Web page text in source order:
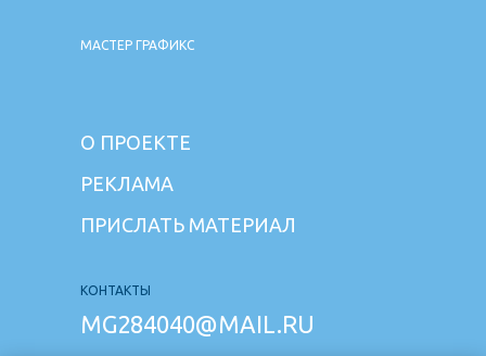
МАСТЕР ГРАФИКС
О ПРОЕКТЕ
КОНТАКТЫ
MG284040@MAIL.RU
РЕКЛАМА
ПРИСЛАТЬ МАТЕРИАЛ